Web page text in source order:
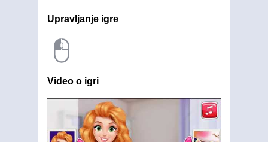
Upravljanje igre
Video o igri